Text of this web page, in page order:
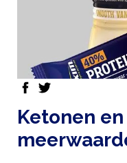
facebook
Ketonen
PRODUCTEN
SPORTVOEDING